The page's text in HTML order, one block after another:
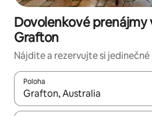
Dovolenkové prenájmy
Grafton
Nájdite a rezervujte si
Poloha
Keď budú výsledky k dispozícii,